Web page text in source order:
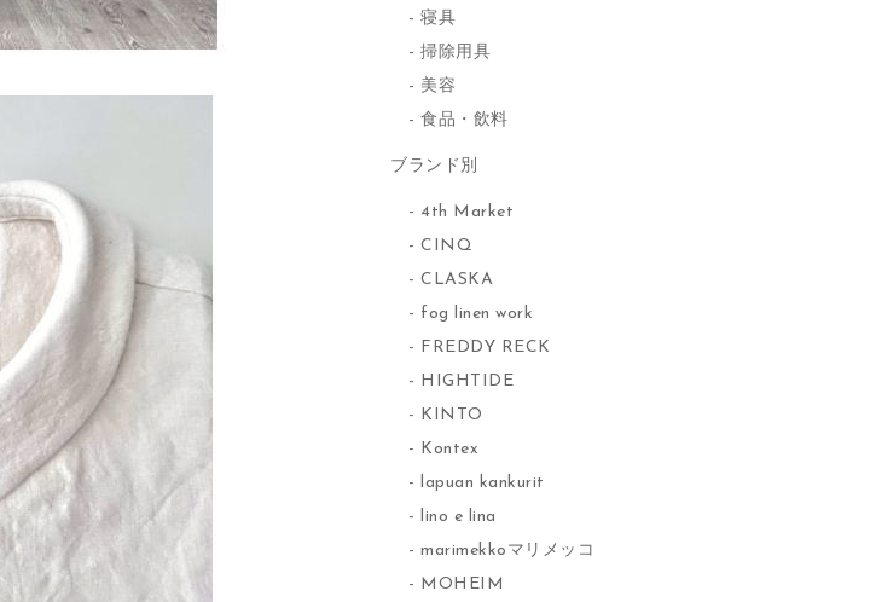
寝具
掃除用具
美容
食品・飲料
ブランド別
4th Market
CINQ
CLASKA
fog linen work
FREDDY RECK
HIGHTIDE
KINTO
Kontex
lapuan kankurit
lino e lina
marimekkoマリメッコ
MOHEIM